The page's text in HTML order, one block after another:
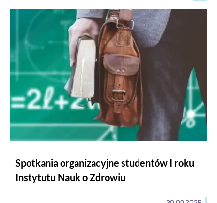
Spotkania organizacyjne studentów I roku
Instytutu Nauk o Zdrowiu
Spotkania organizacyjne studentów I roku Instytutu Nauk o